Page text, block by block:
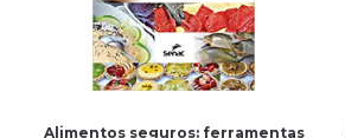
Alimentos seguros: ferramentas